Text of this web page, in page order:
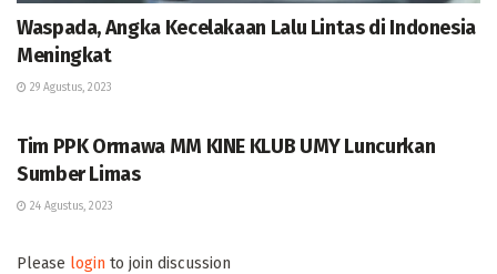
Waspada, Angka Kecelakaan Lalu Lintas di Indonesia
Meningkat
29 Agustus, 2023
Tim PPK Ormawa MM KINE KLUB UMY Luncurkan
Sumber Limas
24 Agustus, 2023
Please login to join discussion